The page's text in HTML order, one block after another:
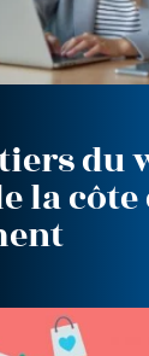
du
la côte